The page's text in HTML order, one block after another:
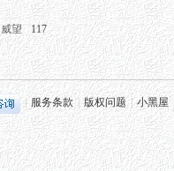
威望
117
服务条款 版权问题 | 小黑屋